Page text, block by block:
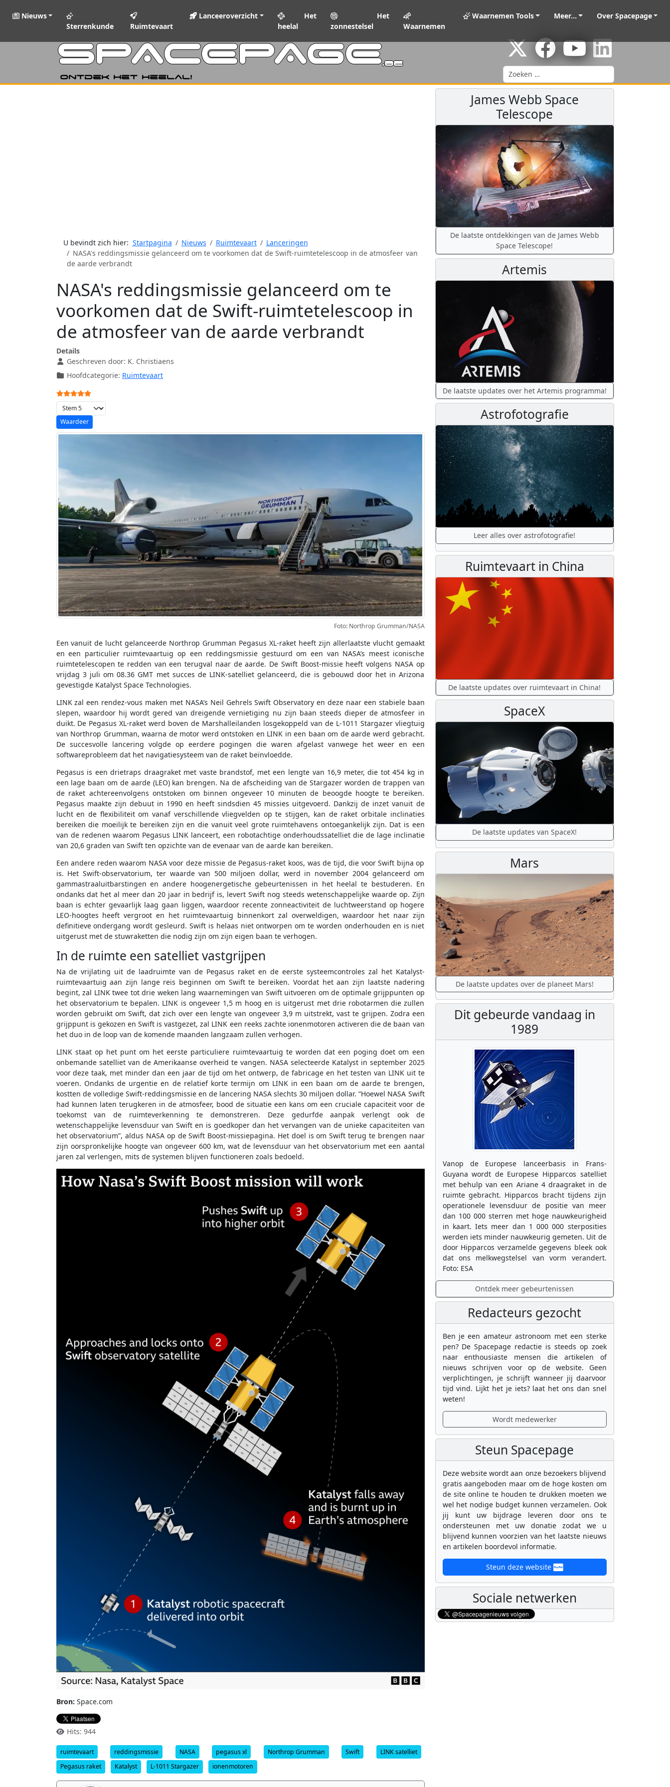
Nieuws
Sterrenkunde
Ruimtevaart
Lanceeroverzicht
Het
heelal
Het
zonnestelsel
Waarnemen
Waarnemen Tools Meer... Over Spacepage
SPACEPAGE.be
Ontdek het heelal!
Zoeken
U bevindt zich hier: Startpagina Nieuws Ruimtevaart
Lanceringen
NASA's reddingsmissie gelanceerd om te voorkomen dat de Swift-ruimtetelescoop in de atmosfeer van
de aarde verbrandt
NASA's reddingsmissie gelanceerd om te
voorkomen dat de Swift-ruimtetelescoop in
de atmosfeer van de aarde verbrandt
Details
Geschreven door: K. Christiaens
Hoofdcategorie: Ruimtevaart
Gebruikerswaardering:
Voeg waardering toe
Foto: Northrop Grumman/NASA
Een vanuit de lucht gelanceerde Northrop Grumman Pegasus XL-raket heeft zijn allerlaatste vlucht gemaakt
en een particulier ruimtevaartuig op een reddingsmissie gestuurd om een van NASA’s meest iconische
ruimtetelescopen te redden van een terugval naar de aarde. De Swift Boost-missie heeft volgens NASA op
vrijdag 3 juli om 08.36 GMT met succes de LINK-satelliet gelanceerd, die is gebouwd door het in Arizona
gevestigde Katalyst Space Technologies.
LINK zal een rendez-vous maken met NASA’s Neil Gehrels Swift Observatory en deze naar een stabiele baan
slepen, waardoor hij wordt gered van dreigende vernietiging nu zijn baan steeds dieper de atmosfeer in
duikt. De Pegasus XL-raket werd boven de Marshalleilanden losgekoppeld van de L-1011 Stargazer vliegtuig
van Northrop Grumman, waarna de motor werd ontstoken en LINK in een baan om de aarde werd gebracht.
De succesvolle lancering volgde op eerdere pogingen die waren afgelast vanwege het weer en een
softwareprobleem dat het navigatiesysteem van de raket beïnvloedde.
Pegasus is een drietraps draagraket met vaste brandstof, met een lengte van 16,9 meter, die tot 454 kg in
een lage baan om de aarde (LEO) kan brengen. Na de afscheiding van de Stargazer worden de trappen van
de raket achtereenvolgens ontstoken om binnen ongeveer 10 minuten de beoogde hoogte te bereiken.
Pegasus maakte zijn debuut in 1990 en heeft sindsdien 45 missies uitgevoerd. Dankzij de inzet vanuit de
lucht en de flexibiliteit om vanaf verschillende vliegvelden op te stijgen, kan de raket orbitale inclinaties
bereiken die moeilijk te bereiken zijn en die vanuit veel grote ruimtehavens ontoegankelijk zijn. Dat is een
van de redenen waarom Pegasus LINK lanceert, een robotachtige onderhoudssatelliet die de lage inclinatie
van 20,6 graden van Swift ten opzichte van de evenaar van de aarde kan bereiken.
Een andere reden waarom NASA voor deze missie de Pegasus-raket koos, was de tijd, die voor Swift bijna op
is. Het Swift-observatorium, ter waarde van 500 miljoen dollar, werd in november 2004 gelanceerd om
gammastraaluitbarstingen en andere hoogenergetische gebeurtenissen in het heelal te bestuderen. En
ondanks dat het al meer dan 20 jaar in bedrijf is, levert Swift nog steeds wetenschappelijke waarde op. Zijn
baan is echter gevaarlijk laag gaan liggen, waardoor recente zonneactiviteit de luchtweerstand op hogere
LEO-hoogtes heeft vergroot en het ruimtevaartuig binnenkort zal overweldigen, waardoor het naar zijn
definitieve ondergang wordt gesleurd. Swift is helaas niet ontworpen om te worden onderhouden en is niet
uitgerust met de stuwraketten die nodig zijn om zijn eigen baan te verhogen.
In de ruimte een satelliet vastgrijpen
Na de vrijlating uit de laadruimte van de Pegasus raket en de eerste systeemcontroles zal het Katalyst-
ruimtevaartuig aan zijn lange reis beginnen om Swift te bereiken. Voordat het aan zijn laatste nadering
begint, zal LINK twee tot drie weken lang waarnemingen van Swift uitvoeren om de optimale grijppunten op
het observatorium te bepalen. LINK is ongeveer 1,5 m hoog en is uitgerust met drie robotarmen die zullen
worden gebruikt om Swift, dat zich over een lengte van ongeveer 3,9 m uitstrekt, vast te grijpen. Zodra een
grijppunt is gekozen en Swift is vastgezet, zal LINK een reeks zachte ionenmotoren activeren die de baan van
het duo in de loop van de komende maanden langzaam zullen verhogen.
LINK staat op het punt om het eerste particuliere ruimtevaartuig te worden dat een poging doet om een
onbemande satelliet van de Amerikaanse overheid te vangen. NASA selecteerde Katalyst in september 2025
voor deze taak, met minder dan een jaar de tijd om het ontwerp, de fabricage en het testen van LINK uit te
voeren. Ondanks de urgentie en de relatief korte termijn om LINK in een baan om de aarde te brengen,
kostten de volledige Swift-reddingsmissie en de lancering NASA slechts 30 miljoen dollar. “Hoewel NASA Swift
had kunnen laten terugkeren in de atmosfeer, bood de situatie een kans om een cruciale capaciteit voor de
toekomst van de ruimteverkenning te demonstreren. Deze gedurfde aanpak verlengt ook de
wetenschappelijke levensduur van Swift en is goedkoper dan het vervangen van de unieke capaciteiten van
het observatorium”, aldus NASA op de Swift Boost-missiepagina. Het doel is om Swift terug te brengen naar
zijn oorspronkelijke hoogte van ongeveer 600 km, wat de levensduur van het observatorium met een aantal
jaren zal verlengen, mits de systemen blijven functioneren zoals bedoeld.
Bron: Space.com
Hits: 944
ruimtevaart reddingsmissie NASA pegasus xl Northrop Grumman Swift
LINK satelliet
Pegasus raket
Katalyst L-1011 Stargazer ionenmotoren
James Webb Space
Telescope
De laatste ontdekkingen van de James Webb
Space Telescope!
Artemis
De laatste updates over het Artemis programma!
Astrofotografie
Leer alles over astrofotografie!
Ruimtevaart in China
De laatste updates over ruimtevaart in China!
SpaceX
De laatste updates van SpaceX!
Mars
De laatste updates over de planeet Mars!
Dit gebeurde vandaag in
1989
Vanop de Europese lanceerbasis in Frans-
Guyana wordt de Europese Hipparcos satelliet
met behulp van een Ariane 4 draagraket in de
ruimte gebracht. Hipparcos bracht tijdens zijn
operationele levensduur de positie van meer
dan 100 000 sterren met hoge nauwkeurigheid
in kaart. Iets meer dan 1 000 000 sterposities
werden iets minder nauwkeurig gemeten. Uit de
door Hipparcos verzamelde gegevens bleek ook
dat ons melkwegstelsel van vorm verandert.
Foto: ESA
Ontdek meer gebeurtenissen
Redacteurs gezocht
Ben je een amateur astronoom met een sterke
pen? De Spacepage redactie is steeds op zoek
naar enthousiaste mensen die artikelen of
nieuws schrijven voor op de website. Geen
verplichtingen, je schrijft wanneer jij daarvoor
tijd vind. Lijkt het je iets? laat het ons dan snel
weten!
Wordt medewerker
Steun Spacepage
Deze website wordt aan onze bezoekers blijvend
gratis aangeboden maar om de hoge kosten om
de site online te houden te drukken moeten we
wel het nodige budget kunnen verzamelen. Ook
jij kunt uw bijdrage leveren door ons te
ondersteunen met uw donatie zodat we u
blijvend kunnen voorzien van het laatste nieuws
en artikelen boordevol informatie.
Steun deze website
Sociale netwerken